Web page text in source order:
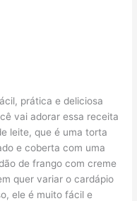
prática e deliciosa
vai adorar essa receita
leite, que é uma torta
e coberta com uma
de frango com creme
quer variar o cardápio
ele é muito fácil e